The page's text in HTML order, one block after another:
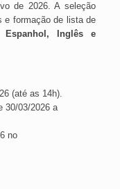
de 2026. A seleção
e formação de lista de
Espanhol, Inglês e
(até as 14h).
30/03/2026 a
no